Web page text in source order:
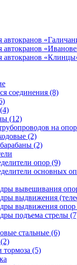
автокранов
автокранов
автокранов
соединения (8)
(12)
на
(2)
(2)
опор (9)
основных
вывешивания
выдвижения
выдвижения опор
подъема стрелы
стальные (6)
тормоза (5)